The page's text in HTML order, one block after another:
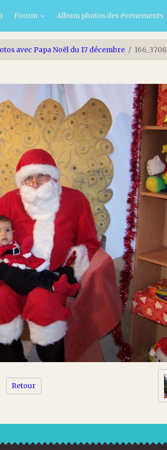
Forum Album photos des évenements
avec Papa Noël du 17 décembre 166_3708
Retour